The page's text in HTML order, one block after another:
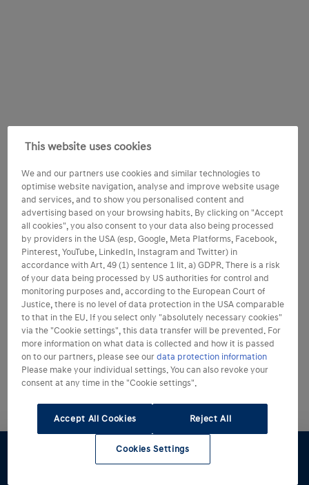
This website uses cookies
We and our partners use cookies and similar technologies to
optimise website navigation, analyse and improve website usage
and services, and to show you personalised content and
advertising based on your browsing habits. By clicking on "Accept
all cookies", you also consent to your data also being processed
by providers in the USA (esp. Google, Meta Platforms, Facebook,
Pinterest, YouTube, LinkedIn, Instagram and Twitter) in
accordance with Art. 49 (1) sentence 1 lit. a) GDPR. There is a risk
of your data being processed by US authorities for control and
monitoring purposes and, according to the European Court of
Justice, there is no level of data protection in the USA comparable
to that in the EU. If you select only "absolutely necessary cookies"
via the "Cookie settings", this data transfer will be prevented. For
more information on what data is collected and how it is passed
on to our partners, please see ourdata protection information
Please make your individual settings. You can also revoke your
consent at any time in the "Cookie settings".
Accept All Cookies Reject All
Cookies Settings